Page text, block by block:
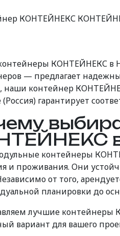
КОНТЕЙНЕКС
КОНТЕЙНЕКС в
— предлагает
контейнер
(Россия) гарантирует
контейнеры
и проживания. Они
от того,
планировки до
лучшие контейнеры
вариант для вашего